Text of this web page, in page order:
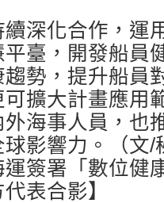
深化合作，運
臺，開發船員
勢，提升船員
擴大計畫應用
海事人員，也
影響力。（文/
簽署「數位健
表合影】